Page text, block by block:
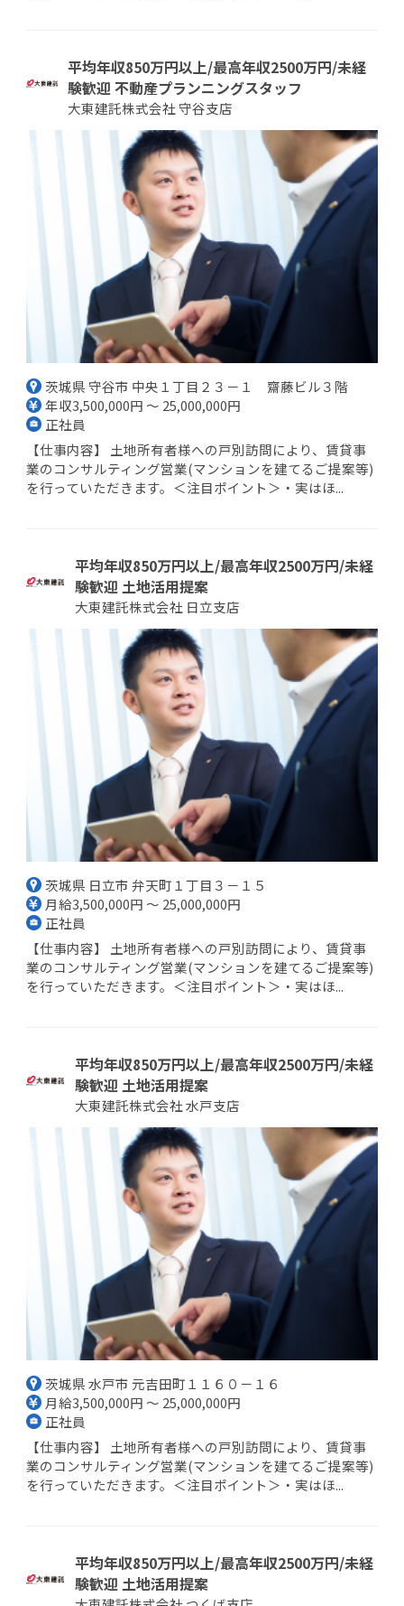
平均年収850万円以上/最高年収2500万円/未経
験歓迎 不動産プランニングスタッフ
大東建託株式会社 守谷支店
茨城県 守谷市 中央１丁目２３－１ 齋藤ビル３階
年収3,500,000円 ～ 25,000,000円
正社員
【仕事内容】 土地所有者様への戸別訪問により、賃貸事
業のコンサルティング営業(マンションを建てるご提案等)
を行っていただきます。＜注目ポイント＞・実はほ...
平均年収850万円以上/最高年収2500万円/未経
験歓迎 土地活用提案
大東建託株式会社 日立支店
茨城県 日立市 弁天町１丁目３－１５
月給3,500,000円 ～ 25,000,000円
正社員
【仕事内容】 土地所有者様への戸別訪問により、賃貸事
業のコンサルティング営業(マンションを建てるご提案等)
を行っていただきます。＜注目ポイント＞・実はほ...
平均年収850万円以上/最高年収2500万円/未経
験歓迎 土地活用提案
大東建託株式会社 水戸支店
茨城県 水戸市 元吉田町１１６０－１６
月給3,500,000円 ～ 25,000,000円
正社員
【仕事内容】 土地所有者様への戸別訪問により、賃貸事
業のコンサルティング営業(マンションを建てるご提案等)
を行っていただきます。＜注目ポイント＞・実はほ...
平均年収850万円以上/最高年収2500万円/未経
験歓迎 土地活用提案